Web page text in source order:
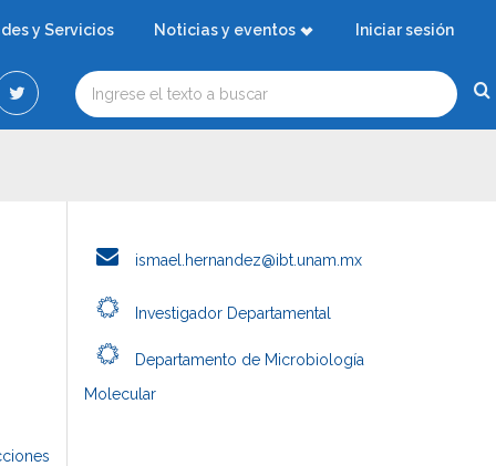
y Servicios Noticias y eventos Iniciar sesión
ismael.hernandez@ibt.unam.mx
Investigador Departamental
Departamento de Microbiología
Molecular